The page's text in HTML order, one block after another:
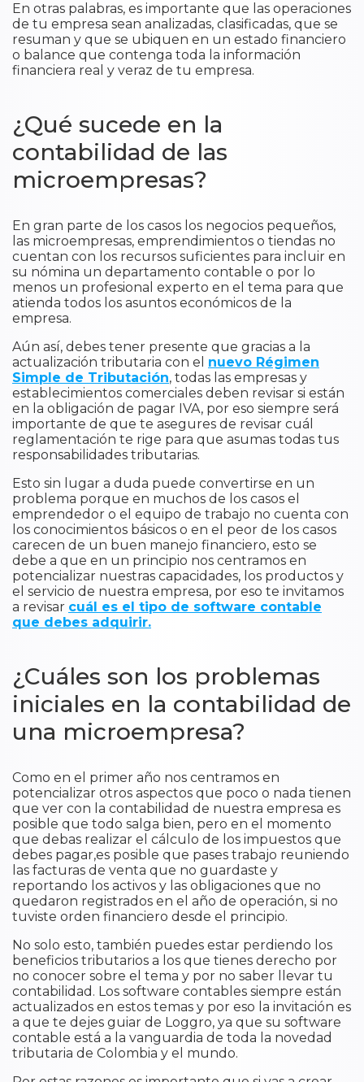
En otras palabras, es importante que las operaciones
de tu empresa sean analizadas, clasificadas, que se
resuman y que se ubiquen en un estado financiero
o balance que contenga toda la información
financiera real y veraz de tu empresa.
¿Qué sucede en la
contabilidad de las
microempresas?
En gran parte de los casos los negocios pequeños,
las microempresas, emprendimientos o tiendas no
cuentan con los recursos suficientes para incluir en
su nómina un departamento contable o por lo
menos un profesional experto en el tema para que
atienda todos los asuntos económicos de la
empresa.
Aún así, debes tener presente que gracias a la
actualización tributaria con el nuevo Régimen
Simple de Tributación, todas las empresas y
establecimientos comerciales deben revisar si están
en la obligación de pagar IVA, por eso siempre será
importante de que te asegures de revisar cuál
reglamentación te rige para que asumas todas tus
responsabilidades tributarias.
Esto sin lugar a duda puede convertirse en un
problema porque en muchos de los casos el
emprendedor o el equipo de trabajo no cuenta con
los conocimientos básicos o en el peor de los casos
carecen de un buen manejo financiero, esto se
debe a que en un principio nos centramos en
potencializar nuestras capacidades, los productos y
el servicio de nuestra empresa, por eso te invitamos
a revisar cuál es el tipo de software contable
que debes adquirir.
¿Cuáles son los problemas
iniciales en la contabilidad de
una microempresa?
Como en el primer año nos centramos en
potencializar otros aspectos que poco o nada tienen
que ver con la contabilidad de nuestra empresa es
posible que todo salga bien, pero en el momento
que debas realizar el cálculo de los impuestos que
debes pagar,es posible que pases trabajo reuniendo
las facturas de venta que no guardaste y
reportando los activos y las obligaciones que no
quedaron registrados en el año de operación, si no
tuviste orden financiero desde el principio.
No solo esto, también puedes estar perdiendo los
beneficios tributarios a los que tienes derecho por
no conocer sobre el tema y por no saber llevar tu
contabilidad. Los software contables siempre están
actualizados en estos temas y por eso la invitación es
a que te dejes guiar de Loggro, ya que su software
contable está a la vanguardia de toda la novedad
tributaria de Colombia y el mundo.